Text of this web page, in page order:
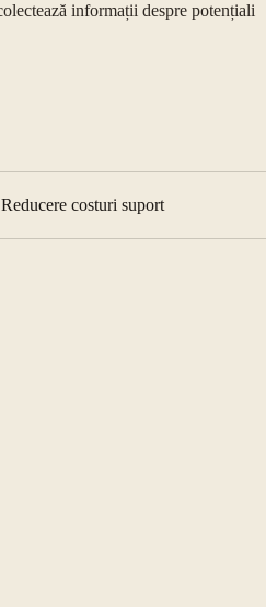
informații despre potențiali
Reducere costuri suport